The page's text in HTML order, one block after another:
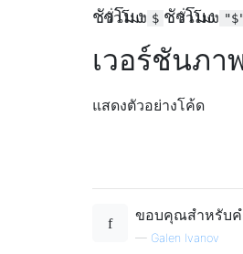
ชั่วโมง
ชั่วโมง $ ชั่วโมง
ชั่วโมง
เวอร์ชันภา
แสดงตัวอย่างโค้ด
ขอบคุณสำหรับค
— Galen Ivanov